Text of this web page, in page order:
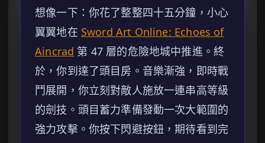
想像一下：你花了整整四十五分鐘，小心
翼翼地在 Sword Art Online: Echoes of
Aincrad 第 47 層的危險地城中推進。終
於，你到達了頭目房。音樂漸強，即時戰
鬥展開，你立刻對敵人施放一連串高等級
的劍技。頭目蓄力準備發動一次大範圍的
強力攻擊。你按下閃避按鈕，期待看到完